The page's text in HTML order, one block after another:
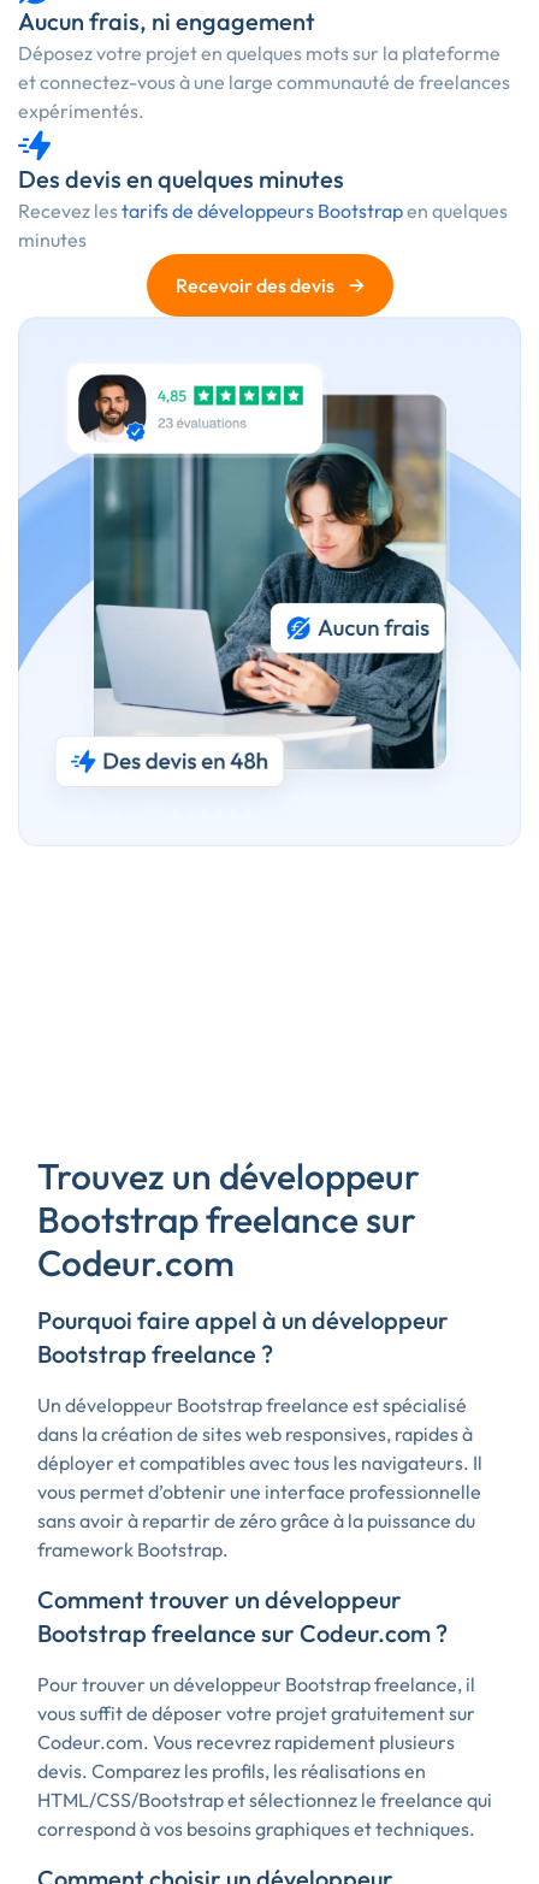
Aucun frais, ni engagement
Déposez votre projet en quelques mots sur la plateforme
et connectez-vous à une large communauté de freelances
expérimentés.
Des devis en quelques minutes
Recevez lestarifs de développeurs Bootstrapen quelques
minutes
Recevoir des devis
→
Trouvez un développeur
Bootstrap freelance sur
Codeur.com
Pourquoi faire appel à un développeur
Bootstrap freelance ?
Un développeur Bootstrap freelance est spécialisé
dans la création de sites web responsives, rapides à
déployer et compatibles avec tous les navigateurs. Il
vous permet d’obtenir une interface professionnelle
sans avoir à repartir de zéro grâce à la puissance du
framework Bootstrap.
Comment trouver un développeur
Bootstrap freelance sur Codeur.com ?
Pour trouver un développeur Bootstrap freelance, il
vous suffit de déposer votre projet gratuitement sur
Codeur.com. Vous recevrez rapidement plusieurs
devis. Comparez les profils, les réalisations en
HTML/CSS/Bootstrap et sélectionnez le freelance qui
correspond à vos besoins graphiques et techniques.